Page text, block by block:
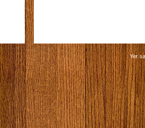
Yer